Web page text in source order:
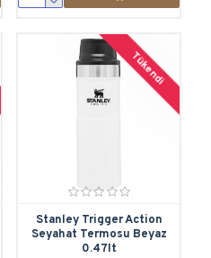
Tükendi
Stanley Trigger Action
Seyahat Termosu Beyaz
0.47lt